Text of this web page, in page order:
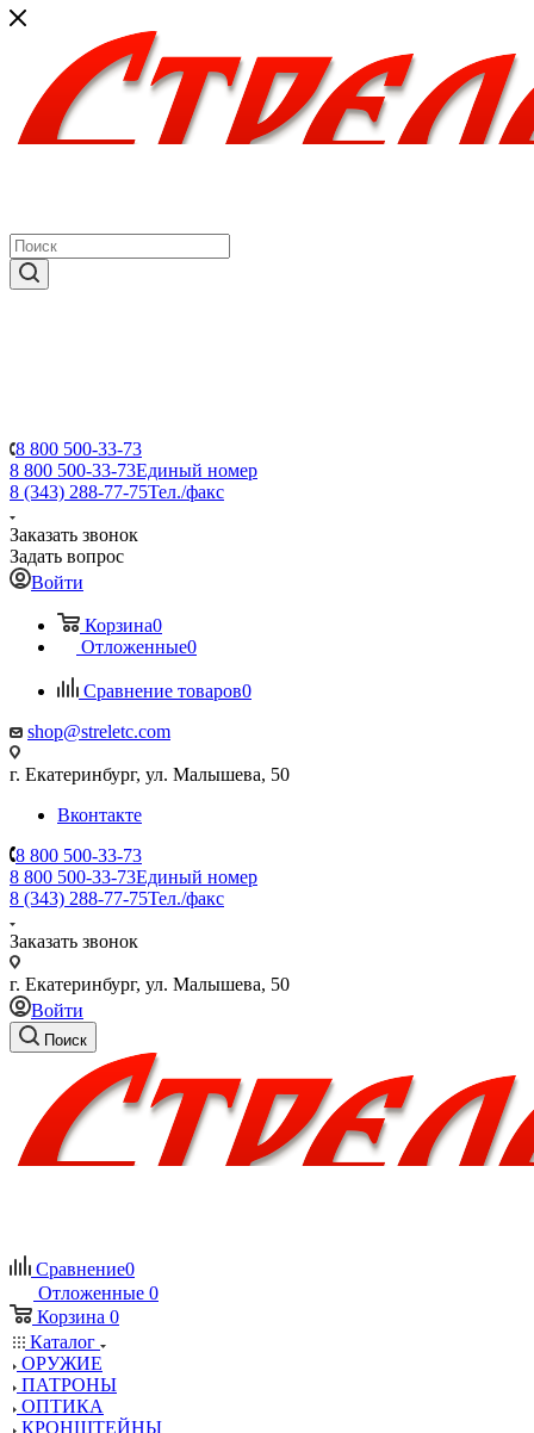
8 800 500-33-73
8 800 500-33-73Единый номер
8 (343) 288-77-75Тел./факс
Заказать звонок
Задать вопрос
Войти
Корзина0
Отложенные0
Сравнение товаров0
shop@streletc.com
г. Екатеринбург, ул. Малышева, 50
Вконтакте
8 800 500-33-73
8 800 500-33-73Единый номер
8 (343) 288-77-75Тел./факс
Заказать звонок
г. Екатеринбург, ул. Малышева, 50
Войти
Поиск
Сравнение0
Отложенные 0
Корзина 0
Каталог
ОРУЖИЕ
ПАТРОНЫ
ОПТИКА
КРОНШТЕЙНЫ